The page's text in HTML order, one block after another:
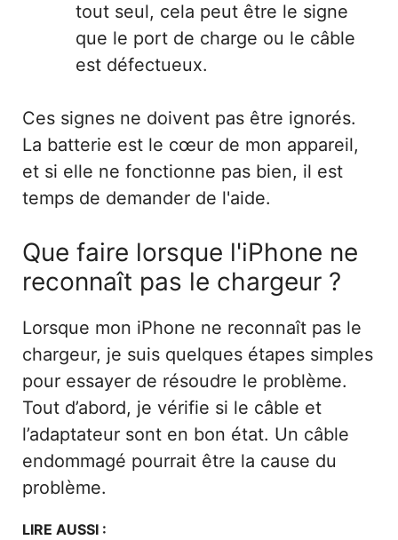
tout seul, cela peut être le signe
que le port de charge ou le câble
est défectueux.
Ces signes ne doivent pas être ignorés.
La batterie est le cœur de mon appareil,
et si elle ne fonctionne pas bien, il est
temps de demander de l'aide.
Que faire lorsque l'iPhone ne
reconnaît pas le chargeur ?
Lorsque mon iPhone ne reconnaît pas le
chargeur, je suis quelques étapes simples
pour essayer de résoudre le problème.
Tout d’abord, je vérifie si le câble et
l’adaptateur sont en bon état. Un câble
endommagé pourrait être la cause du
problème.
LIRE AUSSI :